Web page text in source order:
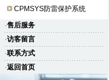
CPMSYS防雷保护系统
·售后服务
·访客留言
·联系方式
·返回首页